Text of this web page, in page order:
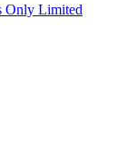
Only Limited